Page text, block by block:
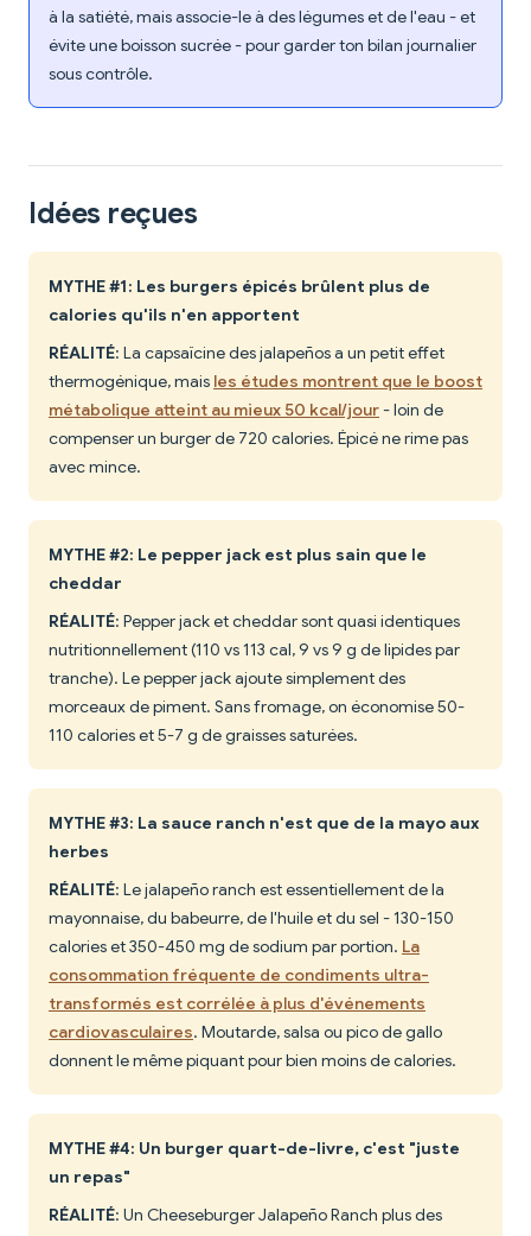
à la satiété, mais associe-le à des légumes et de l'eau - et
évite une boisson sucrée - pour garder ton bilan journalier
sous contrôle.
Idées reçues
MYTHE #1: Les burgers épicés brûlent plus de
calories qu'ils n'en apportent
RÉALITÉ: La capsaïcine des jalapeños a un petit effet
thermogénique, mais les études montrent que le boost
métabolique atteint au mieux 50 kcal/jour- loin de
compenser un burger de 720 calories. Épicé ne rime pas
avec mince.
MYTHE #2: Le pepper jack est plus sain que le
cheddar
RÉALITÉ: Pepper jack et cheddar sont quasi identiques
nutritionnellement (110 vs 113 cal, 9 vs 9 g de lipides par
tranche). Le pepper jack ajoute simplement des
morceaux de piment. Sans fromage, on économise 50-
110 calories et 5-7 g de graisses saturées.
MYTHE #3: La sauce ranch n'est que de la mayo aux
herbes
RÉALITÉ: Le jalapeño ranch est essentiellement de la
mayonnaise, du babeurre, de l'huile et du sel - 130-150
calories et 350-450 mg de sodium par portion. La
consommation fréquente de condiments ultra-
transformés est corrélée à plus d'événements
cardiovasculaires. Moutarde, salsa ou pico de gallo
donnent le même piquant pour bien moins de calories.
MYTHE #4: Un burger quart-de-livre, c'est "juste
un repas"
RÉALITÉ: Un Cheeseburger Jalapeño Ranch plus des